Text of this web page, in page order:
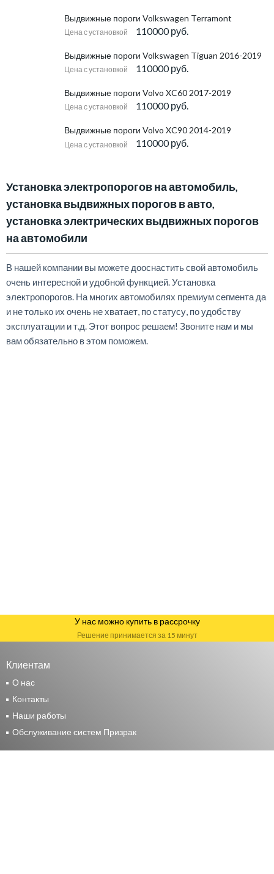
Выдвижные пороги Volkswagen Terramont
Цена с установкой 110000 руб.
Выдвижные пороги Volkswagen Tiguan 2016-2019
Цена с установкой 110000 руб.
Выдвижные пороги Volvo XC60 2017-2019
Цена с установкой 110000 руб.
Выдвижные пороги Volvo XC90 2014-2019
Цена с установкой 110000 руб.
Установка электропорогов на автомобиль,
установка выдвижных порогов в авто,
установка электрических выдвижных порогов
на автомобили
В нашей компании вы можете дооснастить свой автомобиль
очень интересной и удобной функцией. Установка
электропорогов. На многих автомобилях премиум сегмента да
и не только их очень не хватает, по статусу, по удобству
эксплуатации и т.д. Этот вопрос решаем! Звоните нам и мы
вам обязательно в этом поможем.
У нас можно купить в рассрочку
Решение принимается за 15 минут
Клиентам
О нас
Контакты
Наши работы
Обслуживание систем Призрак